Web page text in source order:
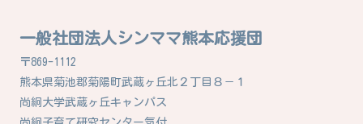
一般社団法人シンママ熊本応援団
〒869-1112
熊本県菊池郡菊陽町武蔵ヶ丘北２丁目８－１
尚絅大学武蔵ヶ丘キャンパス